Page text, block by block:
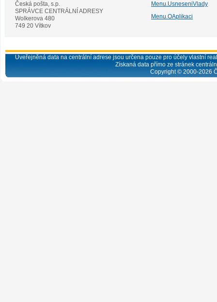
Česká pošta, s.p.
SPRÁVCE CENTRÁLNÍ ADRESY
Wolkerova 480
749 20 Vítkov
Menu.UsneseniVlady
Menu.OAplikaci
Uveřejněná data na centrální adrese jsou určena pouze pro účely vlastní
Získaná data přímo ze stránek
Copyright © 2000-2026